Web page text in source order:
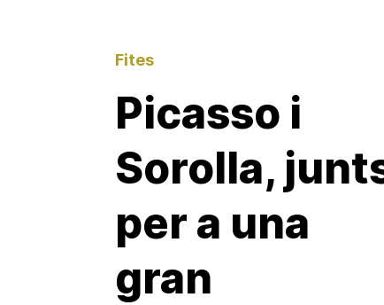
Fites
Picasso i
Sorolla,
per a una
gran